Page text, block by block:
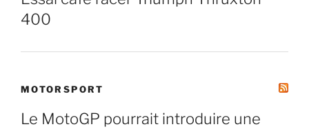
400
MOTORSPORT
Le MotoGP pourrait introduire une